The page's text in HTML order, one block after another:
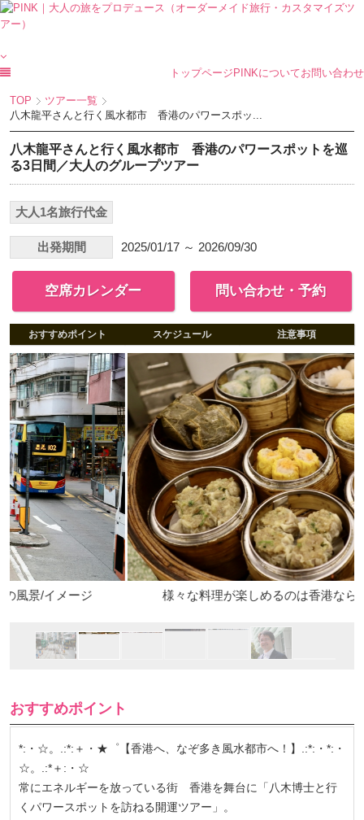
トップページ PINKについてお問い合わせ
TOP
ツアー一覧
八木龍平さんと行く風水都市 香港のパワースポッ...
八木龍平さんと行く風水都市 香港のパワースポットを巡
る3日間／大人のグループツアー
大人1名旅行代金
出発期間 2025/01/17 ～ 2026/09/30
空席カレンダー 問い合わせ・予約
おすすめポイント スケジュール 注意事項
ジ 様々な料理が楽しめるのは香港ならでは/イメージ
おすすめポイント
*:・☆。.:*:＋・★゜【香港へ、なぞ多き風水都市へ！】.:*:・*:・
☆。.:*＋:・☆
常にエネルギーを放っている街 香港を舞台に「八木博士と行
くパワースポットを訪ねる開運ツアー」。